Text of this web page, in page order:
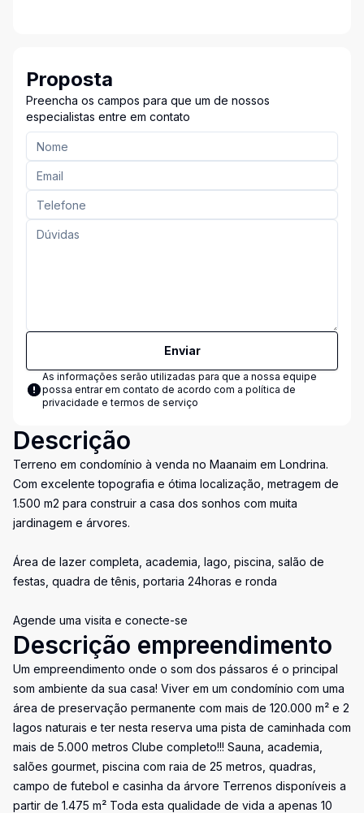
Proposta
Preencha os campos para que um de nossos
especialistas entre em contato
Enviar
As informações serão utilizadas para que a nossa equipe
possa entrar em contato de acordo com a política de
privacidade e termos de serviço
Descrição
Terreno em condomínio à venda no Maanaim em Londrina.
Com excelente topografia e ótima localização, metragem de
1.500 m2 para construir a casa dos sonhos com muita
jardinagem e árvores.
Área de lazer completa, academia, lago, piscina, salão de
festas, quadra de tênis, portaria 24horas e ronda
Agende uma visita e conecte-se
Descrição empreendimento
Um empreendimento onde o som dos pássaros é o principal
som ambiente da sua casa! Viver em um condomínio com uma
área de preservação permanente com mais de 120.000 m² e 2
lagos naturais e ter nesta reserva uma pista de caminhada com
mais de 5.000 metros Clube completo!!! Sauna, academia,
salões gourmet, piscina com raia de 25 metros, quadras,
campo de futebol e casinha da árvore Terrenos disponíveis a
partir de 1.475 m² Toda esta qualidade de vida a apenas 10